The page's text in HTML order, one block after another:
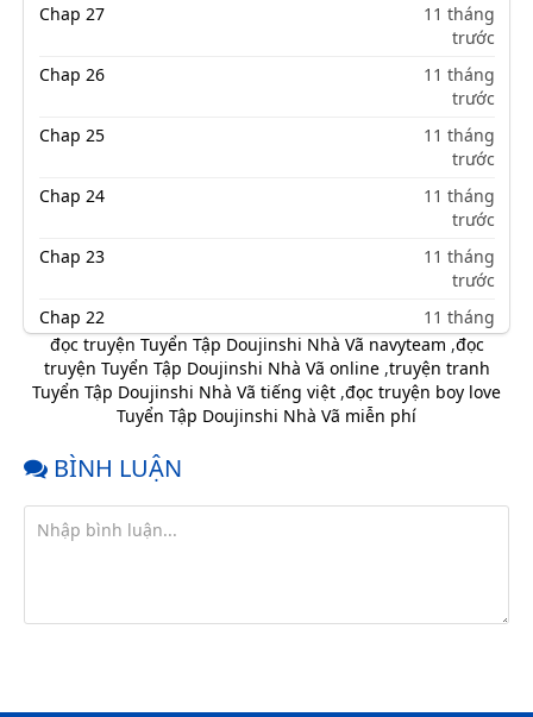
Chap 27
11 tháng
trước
Chap 26
11 tháng
trước
Chap 25
11 tháng
trước
Chap 24
11 tháng
trước
Chap 23
11 tháng
trước
Chap 22
11 tháng
trước
Chap 21
11 tháng
trước
Chap 17
11 tháng
đọc truyện Tuyển Tập Doujinshi Nhà Vã navyteam ,đọc
truyện Tuyển Tập Doujinshi Nhà Vã online,truyện tranh
Tuyển Tập Doujinshi Nhà Vã tiếng việt ,đọc truyện boy love
Tuyển Tập Doujinshi Nhà Vã miễn phí
BÌNH LUẬN